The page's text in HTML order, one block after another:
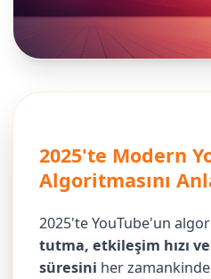
2025'te Modern
Algoritmasını
2025'te YouTube'un
tutma, etkileşim hızı
süresini her